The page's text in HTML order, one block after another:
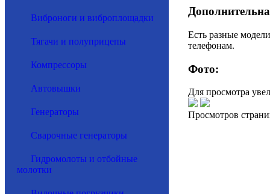
Виброноги и виброплощадки
Тягачи и полуприцепы
Компрессоры
Автовышки
Генераторы
Сварочные генераторы
Гидромолоты и отбойные
молотки
Есть разные
телефонам.
Фото:
Для просмотра
Просмотров